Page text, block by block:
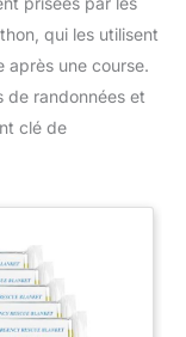
qui les utilisent
après une course.
de randonnées et
clé de